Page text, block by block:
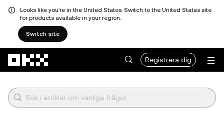
Looks like you're in the United States. Switch to the United States site
for products available in your region.
Switch site
Registrera dig